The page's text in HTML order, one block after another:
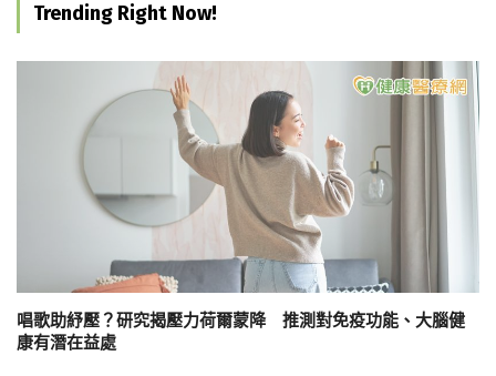
Trending Right Now!
唱歌助紓壓？研究揭壓力荷爾蒙降 推測對免疫功能、大腦健
康有潛在益處